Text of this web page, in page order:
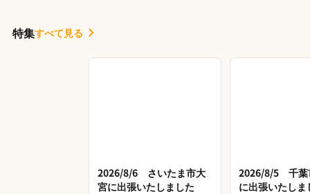
特集すべて見る
2026/8/6 さいたま市大
宮に出張いたしました
2026/8/5 千葉
に出張いたしま